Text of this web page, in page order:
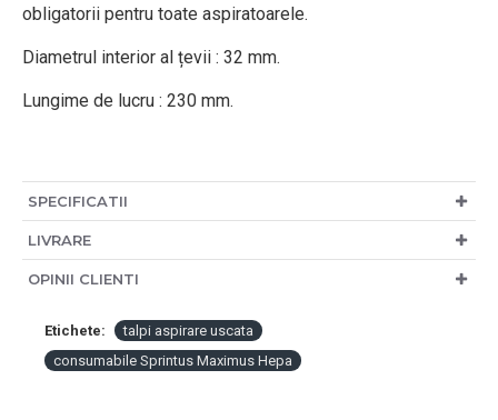
obligatorii pentru toate aspiratoarele.
Diametrul interior al țevii : 32 mm.
Lungime de lucru : 230 mm.
SPECIFICATII
LIVRARE
OPINII CLIENTI
Etichete:
talpi aspirare uscata
consumabile Sprintus Maximus Hepa